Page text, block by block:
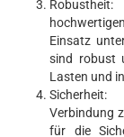
Einsatz
sind robust
Lasten und
Verbindung
für die